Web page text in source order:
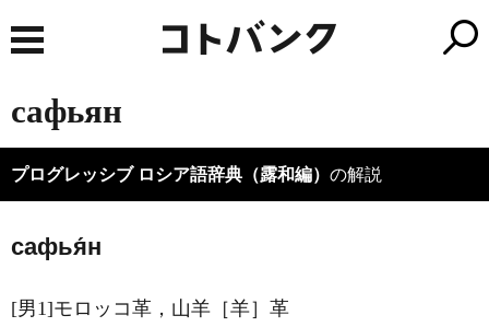
сафьян
プログレッシブ ロシア語辞典（露和編） の解説
сафья́н
[男1]モロッコ革，山羊［羊］革